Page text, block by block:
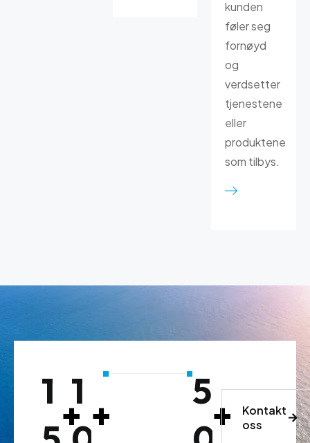
kunden
føler seg
fornøyd
og
verdsetter
tjenestene
eller
produktene
som tilbys.
1
+
1
+
5
+
Kontakt
oss